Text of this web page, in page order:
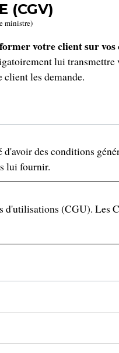
(CGV)
ministre)
votre client sur vos
lui
les demande.
des conditions
lui fournir.
(CGU). Les